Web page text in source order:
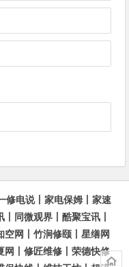
修电说丨 家电保姆
家速
同微观界 酷聚宝讯
空网 竹涧修颐
星缮网
网 修匠维修
荣德快修